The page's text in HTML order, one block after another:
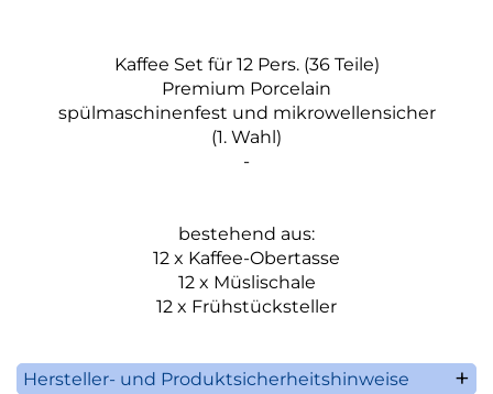
Kaffee Set für 12 Pers. (36 Teile)
Premium Porcelain
spülmaschinenfest und mikrowellensicher
(1. Wahl)
-
bestehend aus:
12 x Kaffee-Obertasse
12 x Müslischale
12 x Frühstücksteller
Hersteller- und Produktsicherheitshinweise